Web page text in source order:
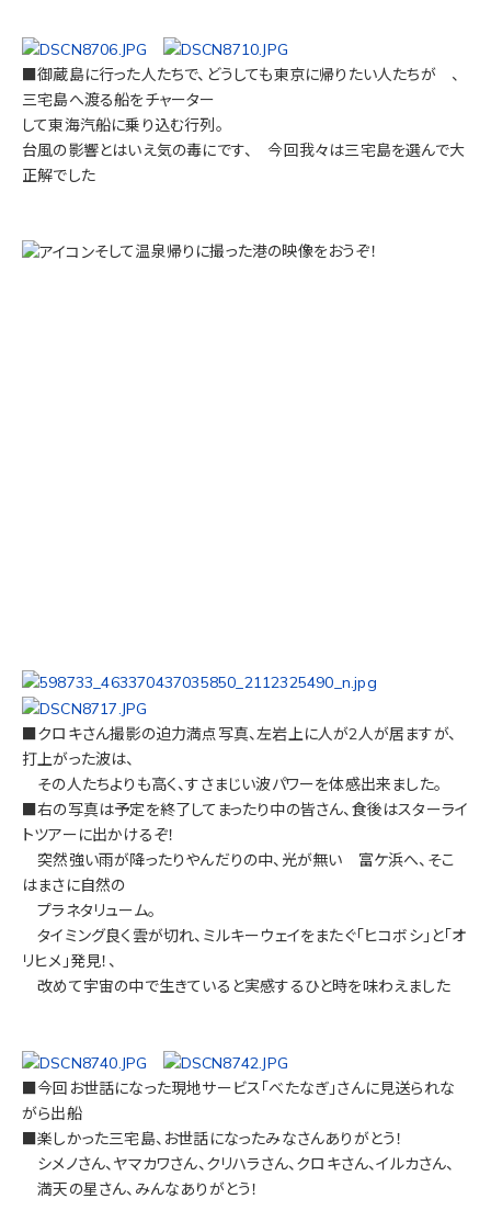
■御蔵島に行った人たちで、どうしても東京に帰りたい人たちが 、
三宅島へ渡る船をチャーター
して東海汽船に乗り込む行列。
台風の影響とはいえ気の毒にです、 今回我々は三宅島を選んで大
正解でした
そして温泉帰りに撮った港の映像をおうぞ！
■クロキさん撮影の迫力満点写真、左岩上に人が2人が居ますが、
打上がった波は、
その人たちよりも高く、すさまじい波パワーを体感出来ました。
■右の写真は予定を終了してまったり中の皆さん、食後はスターライ
トツアーに出かけるぞ！
突然強い雨が降ったりやんだりの中、光が無い 富ケ浜へ、そこ
はまさに自然の
プラネタリューム。
タイミング良く雲が切れ、ミルキーウェイをまたぐ「ヒコボシ」と「オ
リヒメ」発見！、
改めて宇宙の中で生きていると実感するひと時を味わえました
■今回お世話になった現地サービス「べたなぎ」さんに見送られな
がら出船
■楽しかった三宅島、お世話になったみなさんありがとう！
シメノさん、ヤマカワさん、クリハラさん、クロキさん、イルカさん、
満天の星さん、みんなありがとう！